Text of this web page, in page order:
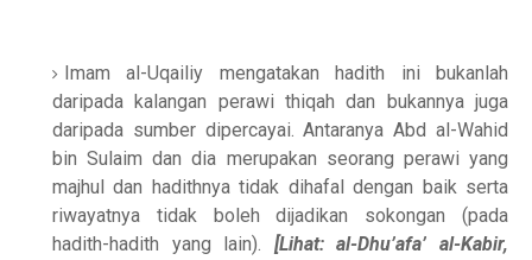
Imam al-Uqailiy mengatakan hadith ini bukanlah
daripada kalangan perawi thiqah dan bukannya juga
daripada sumber dipercayai. Antaranya Abd al-Wahid
bin Sulaim dan dia merupakan seorang perawi yang
majhul dan hadithnya tidak dihafal dengan baik serta
riwayatnya tidak boleh dijadikan sokongan (pada
hadith-hadith yang lain). [Lihat: al-Dhu’afa’ al-Kabir,